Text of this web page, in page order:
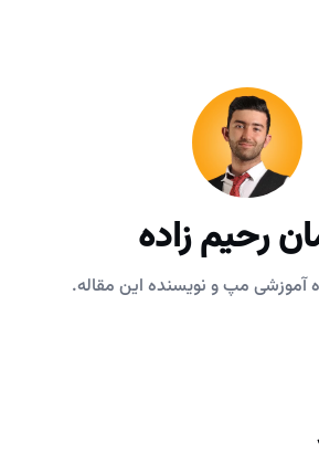
رحیم زاده
مپ و نویسنده این مقاله.